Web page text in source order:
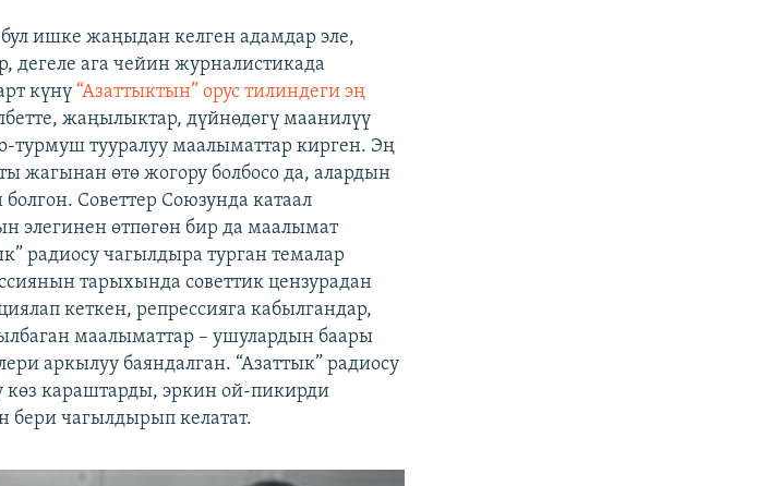
ишке жаңыдан келген адамдар эле,
дегеле ага чейин журналистикада
күнү “Азаттыктын” орус тилиндеги эң
жаңылыктар, дүйнөдөгү маанилүү
турмуш тууралуу маалыматтар кирген. Эң
жагынан өтө жогору болбосо да, алардын
Советтер Союзунда катаал
элегинен өтпөгөн бир да маалымат
радиосу чагылдыра турган темалар
тарыхында советтик цензурадан
кеткен, репрессияга кабылгандар,
маалыматтар – ушулардын баары
аркылуу баяндалган. “Азаттык” радиосу
көз караштарды, эркин ой-пикирди
чагылдырып келатат.